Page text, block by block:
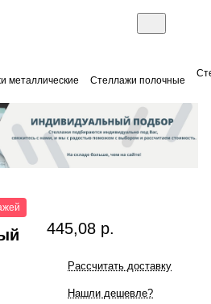
металлические Стеллажи полочные
445,08 р.
Рассчитать доставку
Нашли дешевле?